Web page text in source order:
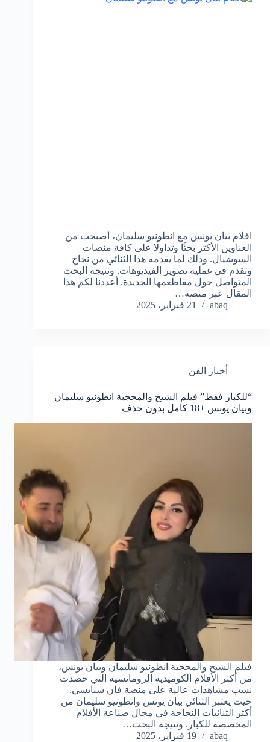
افلام بيان يونس مع انطونيو سليمان، أصبحت من
العناوين الأكثر بحثًا وتداولًا على كافة منصات
السوشيال. وذلك لما يقدمه هذا الثنائي من نجاح
وتقدم في غملية تصوير الفيديوهات. ونتيجة البحث
المتواصل حول مقاطعمها الجديدة. أعددنا لكم هذا
المقال عبر منصة…
abaq
21 فبراير، 2025
أخبار الفن
“للكبار فقط” فيلم الشيخ والمحجبة انطونيو سليمان
وبيان يونس +18 كامل بدون حذف
فيلم الشيخ والمحجبة انطونيو سليمان وبيان يونس،
من أكثر الأفلام الكوميدية الرومانسية التي حصدت
نسب مشاهدات عالية على منصة فان سبايسي.
حيث يعتبر الثنائي بيان يونس وانطونيو سليمان من
أكثر الثنائيات النجاحة في مجال صناعة الأفلام
المخصصة للكبار. ونتيجة البحث…
abaq
19 فبراير، 2025